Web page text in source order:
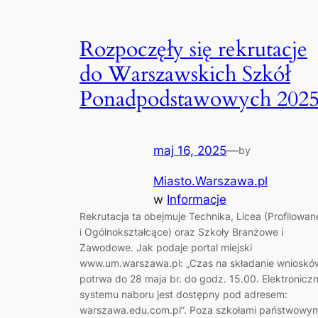
Rozpoczęły się rekrutacje
do Warszawskich Szkół
Ponadpodstawowych 2025
maj 16, 2025—by
Miasto.Warszawa.pl
w Informacje
Rekrutacja ta obejmuje Technika, Licea
i Ogólnokształcące) oraz Szkoły Branżowe i
Zawodowe. Jak podaje portal miejski
www.um.warszawa.pl: „Czas na składanie
potrwa do 28 maja br. do godz. 15.00.
systemu naboru jest dostępny pod adresem:
warszawa.edu.com.pl”. Poza szkołami